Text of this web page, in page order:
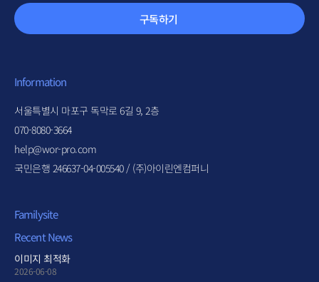
구독하기
Information
서울특별시 마포구 독막로 6길 9, 2층
070-8080-3664
help@wor-pro.com
국민은행 246637-04-005540 / (주)아이린엔컴퍼니
Familysite
Recent News
이미지 최적화
2026-06-08